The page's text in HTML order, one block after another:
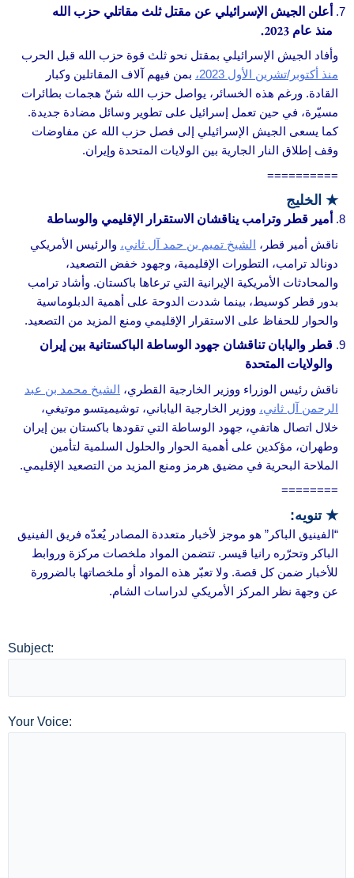
أعلن الجيش الإسرائيلي عن مقتل ثلث مقاتلي حزب الله
منذ عام 2023.
وأفاد الجيش الإسرائيلي بمقتل نحو ثلث قوة حزب الله قبل الحرب
منذ أكتوبر/تشرين الأول 2023،
بمن فيهم آلاف المقاتلين وكبار
القادة. ورغم هذه الخسائر، يواصل حزب الله شنّ هجمات بطائرات
مسيّرة، في حين تعمل إسرائيل على تطوير وسائل مضادة جديدة.
كما يسعى الجيش الإسرائيلي إلى فصل حزب الله عن مفاوضات
وقف إطلاق النار الجارية بين الولايات المتحدة وإيران.
==========
★ الخليج
أمير قطر وترامب يناقشان الاستقرار الإقليمي والوساطة
ناقش أمير قطر، الشيخ تميم بن حمد آل ثاني، والرئيس الأمريكي
دونالد ترامب، التطورات الإقليمية، وجهود خفض التصعيد،
والمحادثات الأمريكية الإيرانية التي ترعاها باكستان. وأشاد ترامب
بدور قطر كوسيط، بينما شددت الدوحة على أهمية الدبلوماسية
والحوار للحفاظ على الاستقرار الإقليمي ومنع المزيد من التصعيد.
قطر واليابان تناقشان جهود الوساطة الباكستانية بين إيران
والولايات المتحدة
ناقش رئيس الوزراء ووزير الخارجية القطري، الشيخ محمد بن عبد
الرحمن آل ثاني، ووزير الخارجية الياباني، توشيميتسو موتيغي،
خلال اتصال هاتفي، جهود الوساطة التي تقودها باكستان بين إيران
وطهران، مؤكدين على أهمية الحوار والحلول السلمية لتأمين
الملاحة البحرية في مضيق هرمز ومنع المزيد من التصعيد الإقليمي.
========
★ تنويه:
“الفينيق الباكر” هو موجز لأخبار متعددة المصادر يُعدّه فريق الفينيق
الباكر وتحرّره رانيا قيسر. تتضمن المواد ملخصات مركزة وروابط
للأخبار ضمن كل قصة. ولا تعبّر هذه المواد أو ملخصاتها بالضرورة
عن وجهة نظر المركز الأمريكي لدراسات الشام.
Subject:
Your Voice: